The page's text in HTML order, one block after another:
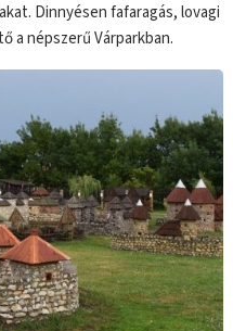
Dinnyésen fafaragás, lovagi
a népszerű Várparkban.